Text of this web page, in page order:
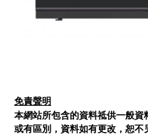
免責聲明
本網站所包含的資料祗供一般
或有區別，資料如有更改，恕